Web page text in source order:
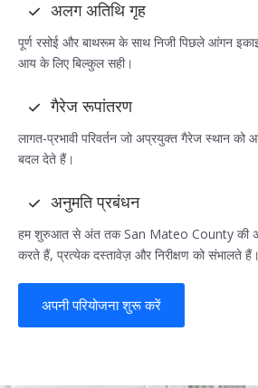
अलग अतिथि गृह
पूर्ण रसोई और बाथरूम के साथ निजी पिछले आंगन
आय के लिए बिल्कुल सही।
गैरेज रूपांतरण
लागत-प्रभावी परिवर्तन जो अप्रयुक्त गैरेज स्थान को
बदल देते हैं।
अनुमति प्रबंधन
हम शुरुआत से अंत तक San Mateo County की
करते हैं, प्रत्येक दस्तावेज़ और निरीक्षण को संभालते हैं।
अपनी परियोजना शुरू करें